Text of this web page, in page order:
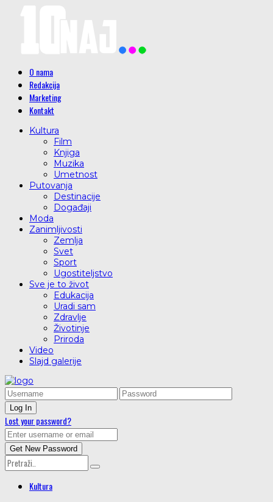
O nama
Redakcija
Marketing
Kontakt
Kultura
Film
Knjiga
Muzika
Umetnost
Putovanja
Destinacije
Događaji
Moda
Zanimljivosti
Zemlja
Svet
Sport
Ugostiteljstvo
Sve je to život
Edukacija
Uradi sam
Zdravlje
Životinje
Priroda
Video
Slajd galerije
Lost your password?
Kultura